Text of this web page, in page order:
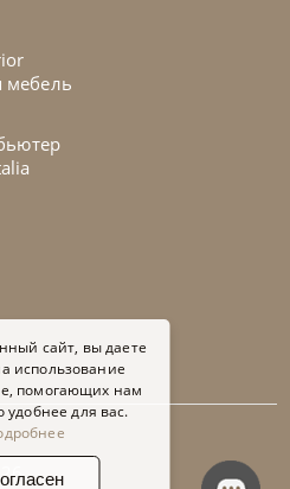
по запросу
мебель
сайт, вы даете
использование
помогающих нам
удобнее для вас.